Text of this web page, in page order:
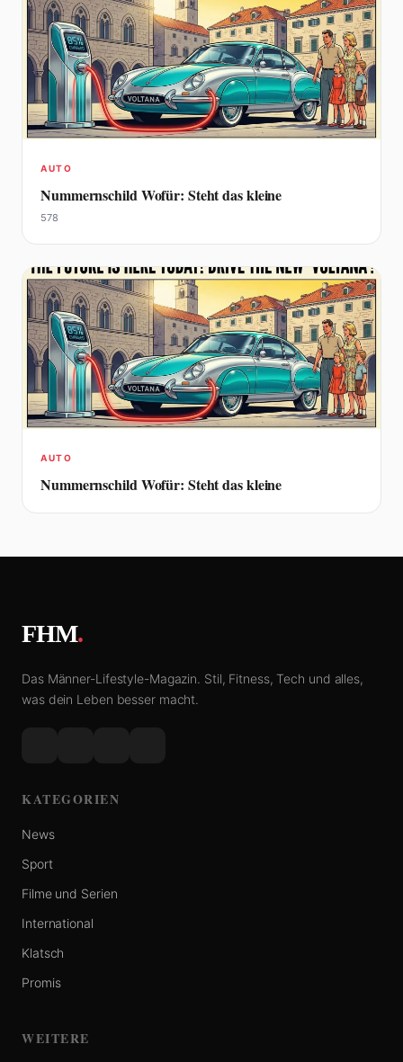
AUTO
Nummernschild Wofür: Steht das kleine
578
AUTO
Nummernschild Wofür: Steht das kleine
FHM.
Das Männer-Lifestyle-Magazin. Stil, Fitness, Tech und alles,
was dein Leben besser macht.
KATEGORIEN
News
Sport
Filme und Serien
International
Klatsch
Promis
WEITERE